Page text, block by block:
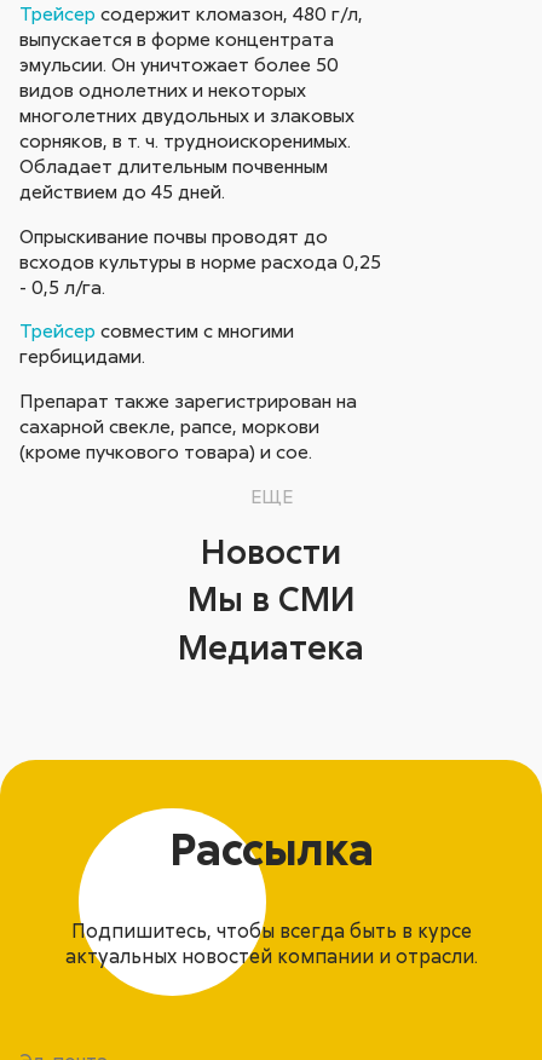
Трейсер содержит кломазон, 480 г/л,
выпускается в форме концентрата
эмульсии. Он уничтожает более 50
видов однолетних и некоторых
многолетних двудольных и злаковых
сорняков, в т. ч. трудноискоренимых.
Обладает длительным почвенным
действием до 45 дней.
Опрыскивание почвы проводят до
всходов культуры в норме расхода 0,25
- 0,5 л/га.
Трейсер совместим с многими
гербицидами.
Препарат также зарегистрирован на
сахарной свекле, рапсе, моркови
(кроме пучкового товара) и сое.
ЕЩЕ
Новости
Мы в СМИ
Медиатека
Рассылка
Подпишитесь, чтобы всегда быть в курсе
актуальных новостей компании и отрасли.